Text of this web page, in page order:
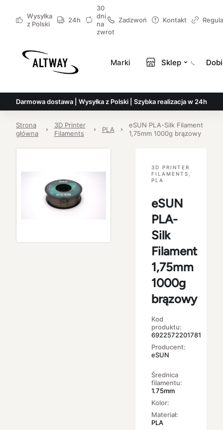
Wysyłka
z Polski
24h
30
dni
na
zwrot
Zadzwoń Kontakt
Marki Sklep
Darmowa dostawa | Wysyłka z Polski | Szybka realizacja w 24h
Strona
główna
3D Printer
Filaments
PLA
eSUN PLA-Silk Filament
1,75mm 1000g brązowy
3D PRINTER
FILAMENTS
PLA
eSUN
PLA-
Silk
Filament
1,75mm
1000g
brązowy
Kod
produktu:
6922572201781
Producent:
eSUN
Średnica
filamentu:
1.75mm
Kolor:
Materiał:
PLA